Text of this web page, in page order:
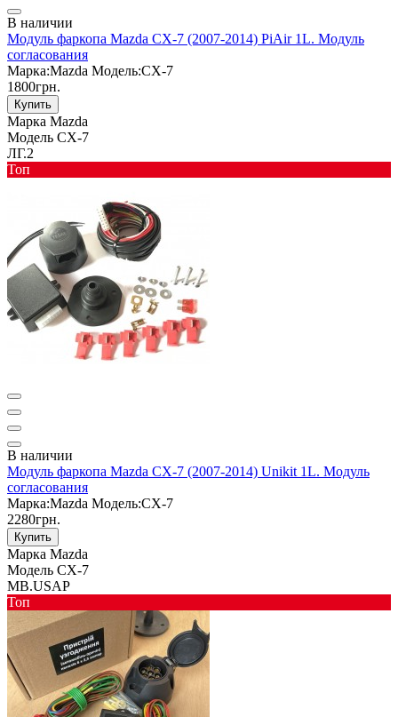
В наличии
Модуль фаркопа Mazda CX-7 (2007-2014) PiAir 1L. Модуль
согласования
Марка:Mazda Модель:CX-7
1800грн.
Купить
Марка Mazda
Модель CX-7
ЛГ.2
Toп
В наличии
Модуль фаркопа Mazda CX-7 (2007-2014) Unikit 1L. Модуль
согласования
Марка:Mazda Модель:CX-7
2280грн.
Купить
Марка Mazda
Модель CX-7
MB.USAP
Toп